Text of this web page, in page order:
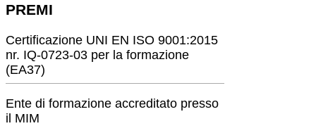
PREMI
Certificazione UNI EN ISO 9001:2015
nr. IQ-0723-03 per la formazione
(EA37)
Ente di formazione accreditato presso
il MIM